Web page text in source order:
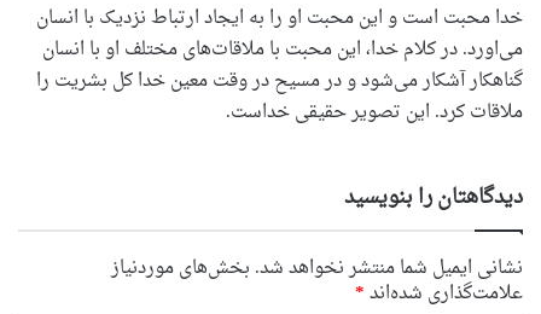
خدا محبت است و این محبت او را به ایجاد ارتباط نزدیک با انسان
می‌اورد. در کلام خدا، این محبت با ملاقات‌های مختلف او با انسان
گناهکار آشکار می‌شود و در مسیح در وقت معین خدا کل بشریت را
ملاقات کرد. این تصویر حقیقی خداست.
دیدگاهتان را بنویسید
نشانی ایمیل شما منتشر نخواهد شد. بخش‌های موردنیاز
علامت‌گذاری شده‌اند*